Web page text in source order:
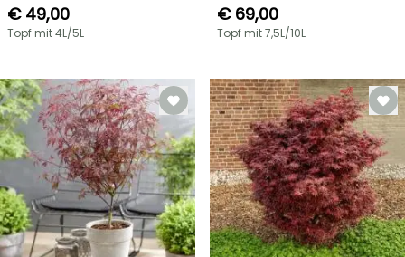
€ 49,00
Topf mit 4L/5L
€ 69,00
Topf mit 7,5L/10L